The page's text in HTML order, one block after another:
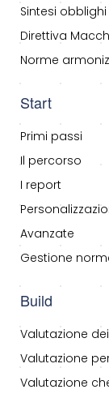
Sintesi obblighi
Direttiva
Norme
Start
Primi passi
Il percorso
I report
Avanzate
Gestione
Build
Valutazione
Valutazione
Valutazione